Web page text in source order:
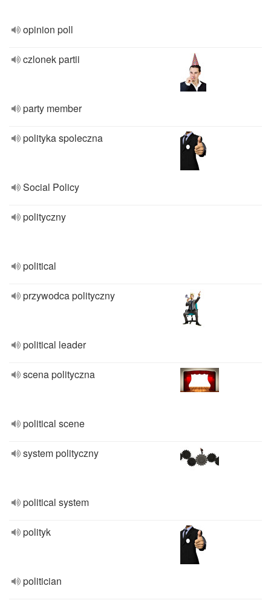
opinion poll
czlonek partii
party member
polityka spoleczna
Social Policy
polityczny
political
przywodca polityczny
political leader
scena polityczna
political scene
system polityczny
political system
polityk
politician